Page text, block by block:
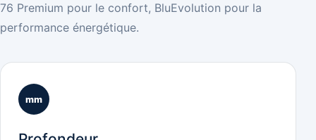
76 Premium pour le confort, BluEvolution pour la
performance énergétique.
mm